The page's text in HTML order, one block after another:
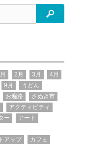
検索
2月 3月
4月
9月
うどん
お遍路
さぬき市
アクティビティ
ー
アート
アップ
カフェ